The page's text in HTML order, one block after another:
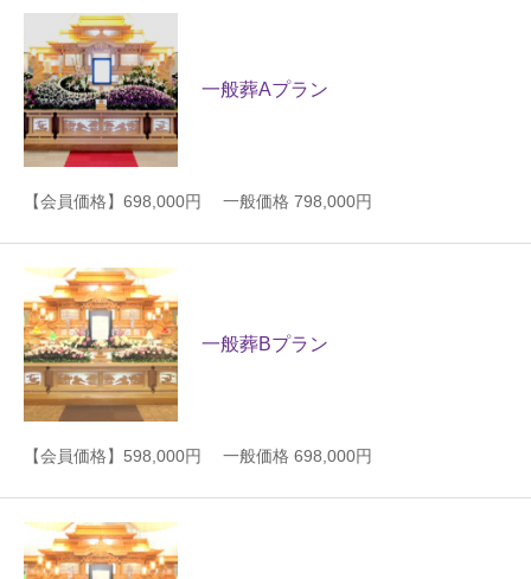
一般葬Aプラン
【会員価格】698,000円 一般価格 798,000円
一般葬Bプラン
【会員価格】598,000円 一般価格 698,000円